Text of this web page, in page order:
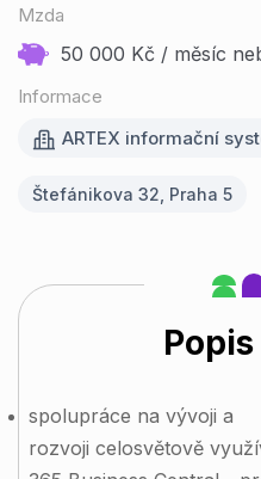
Mzda
50 000 Kč / měsíc
Informace
ARTEX informační
Štefánikova 32, Praha 5
spolupráce na vývoji a
rozvoji celosvětově